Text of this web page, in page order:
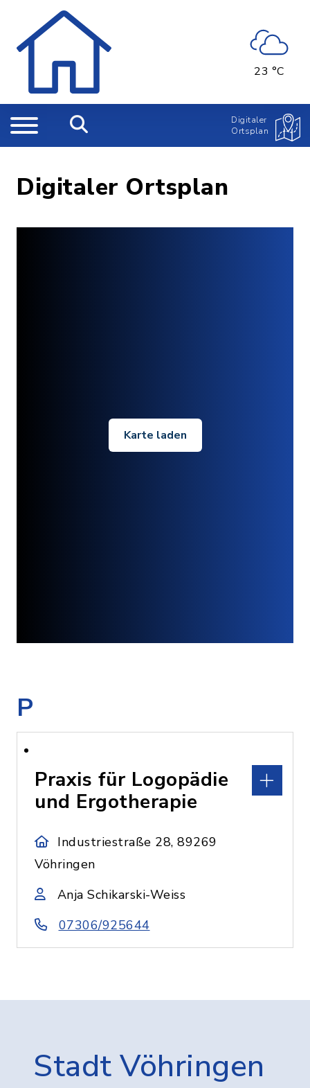
23 °C
Digitaler
Ortsplan
Digitaler Ortsplan
Karte laden
P
Praxis für Logopädie
und Ergotherapie
Industriestraße 28, 89269
Vöhringen
Anja Schikarski-Weiss
07306/925644
Stadt Vöhringen